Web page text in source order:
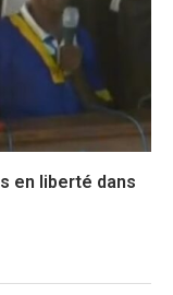
en liberté dans